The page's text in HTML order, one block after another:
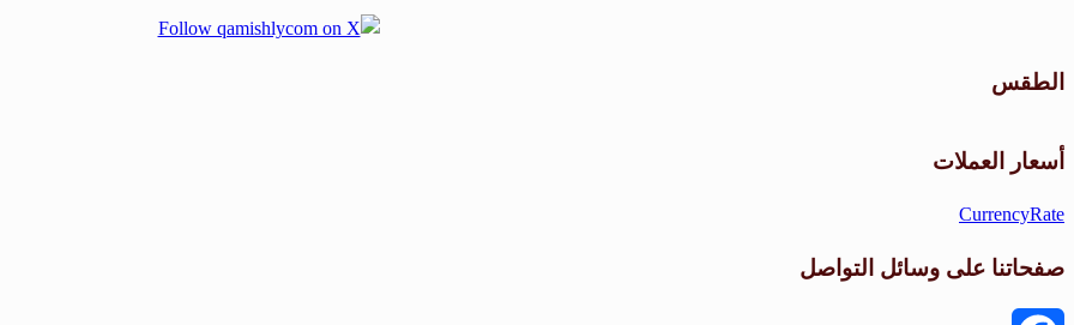
الطقس
أسعار العملات
CurrencyRate
صفحاتنا على وسائل التواصل